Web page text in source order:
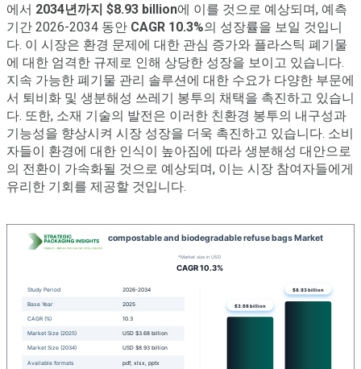
에서 2034년까지 $8.93 billion에 이를 것으로 예상되며, 예측
기간 2026-2034 동안 CAGR 10.3%의 성장률을 보일 것입니
다. 이 시장은 환경 문제에 대한 관심 증가와 플라스틱 폐기물
에 대한 엄격한 규제로 인해 상당한 성장을 보이고 있습니다.
지속 가능한 폐기물 관리 솔루션에 대한 수요가 다양한 부문에
서 퇴비화 및 생분해성 쓰레기 봉투의 채택을 촉진하고 있습니
다. 또한, 소재 기술의 발전은 이러한 친환경 봉투의 내구성과
기능성을 향상시켜 시장 성장을 더욱 촉진하고 있습니다. 소비
자들이 환경에 대한 인식이 높아짐에 따라 생분해성 대안으로
의 전환이 가속화될 것으로 예상되며, 이는 시장 참여자들에게
유리한 기회를 제공할 것입니다.